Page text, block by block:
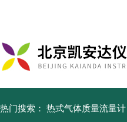
热门搜索： 热式气体质量流量计